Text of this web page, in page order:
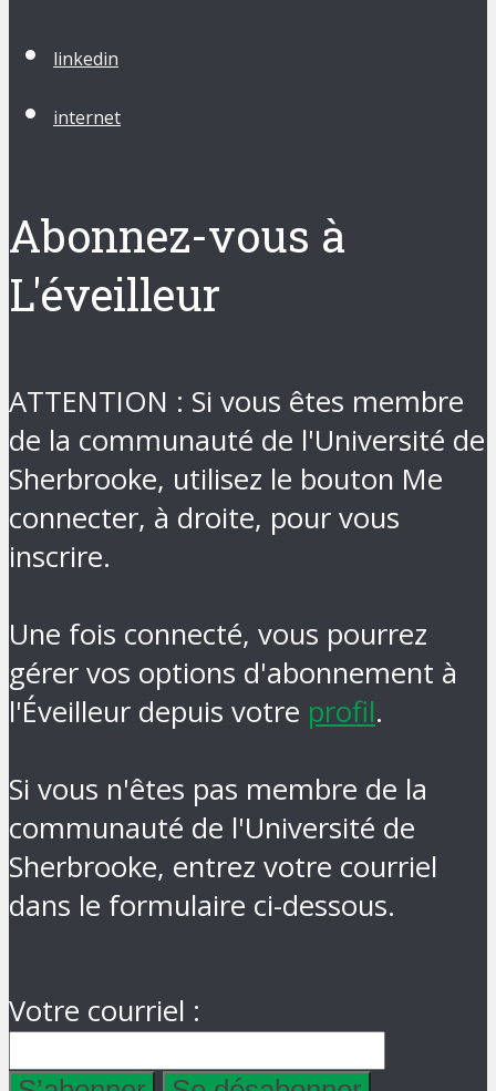
linkedin
internet
Abonnez-vous à
L'éveilleur
ATTENTION : Si vous êtes membre
de la communauté de l'Université de
Sherbrooke, utilisez le bouton Me
connecter, à droite, pour vous
inscrire.
Une fois connecté, vous pourrez
gérer vos options d'abonnement à
l'Éveilleur depuis votre profil.
Si vous n'êtes pas membre de la
communauté de l'Université de
Sherbrooke, entrez votre courriel
dans le formulaire ci-dessous.
Votre courriel :